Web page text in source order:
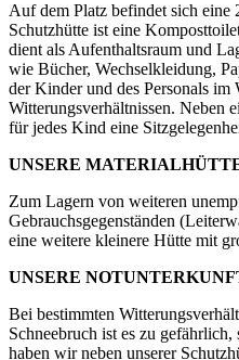
Auf dem Platz befindet sich eine
Schutzhütte ist eine
dient als Aufenthaltsraum und
wie Bücher, Wechselkleidung,
der Kinder und des Personals im
Witterungsverhältnissen. Neben
für jedes Kind eine
UNSERE
Zum Lagern von weiteren
Gebrauchsgegenständen
eine weitere kleinere Hütte mit
UNSERE
Bei bestimmten
Schneebruch ist es zu
haben wir neben unserer